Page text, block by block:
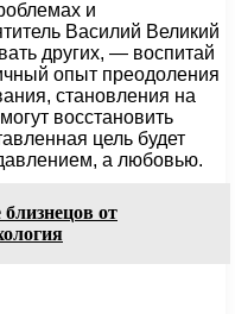
и
Василий Великий
других, — воспитай
опыт преодоления
становления на
восстановить
цель будет
а любовью.
от